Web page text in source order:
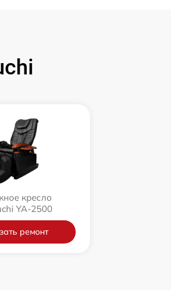
кресло
YA-2500
ремонт